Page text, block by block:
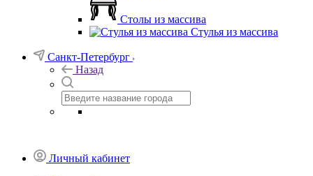
Столы из массива
Стулья из массива
Санкт-Петербург
Назад
Личный кабинет